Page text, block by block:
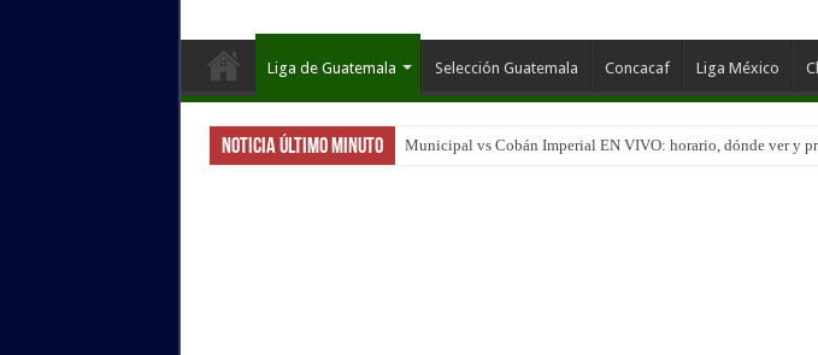
Liga de Guatemala Selección Guatemala Concacaf Liga México
Noticia Último Minuto Municipal vs Cobán Imperial EN VIVO: horario, dónde ver y